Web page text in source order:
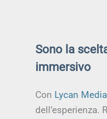
Sono la
immersivo
Con Lycan Media
dell’esperienza.